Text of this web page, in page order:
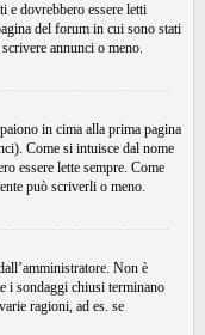
e dovrebbero essere letti
del forum in cui sono stati
annunci o meno.
in cima alla prima pagina
Come si intuisce dal nome
essere lette sempre. Come
può scriverli o meno.
Non è
i sondaggi chiusi terminano
ragioni, ad es. se